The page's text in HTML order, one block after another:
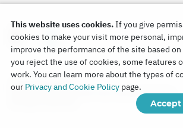
Copyright © 2026
Watch Tower Bible and Tract Society of Korea.
This website uses cookies.If you give
cookies to make your visit more personal,
improve the performance of the site based
you reject the use of cookies, some features
work. You can learn more about the types of
our Privacy and Cookie Policy page.
Accept